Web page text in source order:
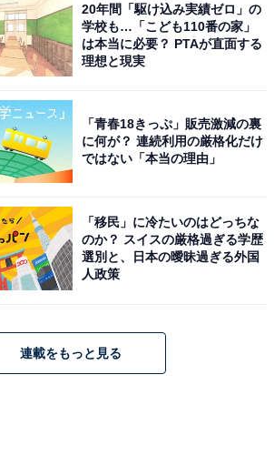
伝授する「職人研修」
どの店舗でも同じクオリティで『本気
とろ』を提供するため、寿司職人がか
司の極意を直伝する「職人研修」を
品質のお寿司になるために切りつけ
ントを学び、実技チェックに合格し
た者だけが“本気にぎり”を提供する
ムです。
しく仕上がるよう、『本気にぎり 天
“飾り包丁”を施します。飾り包丁を
20年間「駆け込み実績ゼロ」の
学校も…「こども110番の家」
は本当に必要？ PTAが直面する
理想と現実
「青春18きっぷ」販売激減の裏
に何が？ 連続利用の厳格化だけ
ではない「本当の理由」
「移民」に冷たいのはどっちな
のか？ スイスの厳格過ぎる学歴
選別と、日本の曖昧過ぎる外国
人政策
連載をもっと見る